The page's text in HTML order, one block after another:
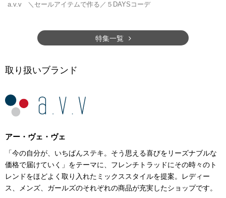
a.v.v ＼セールアイテムで作る／５DAYSコーデ
特集一覧
取り扱いブランド
アー・ヴェ・ヴェ
「今の自分が、いちばんステキ。そう思える喜びをリーズナブルな
価格で届けていく」をテーマに、フレンチトラッドにその時々のト
レンドをほどよく取り入れたミックススタイルを提案。レディー
ス、メンズ、ガールズのそれぞれの商品が充実したショップです。